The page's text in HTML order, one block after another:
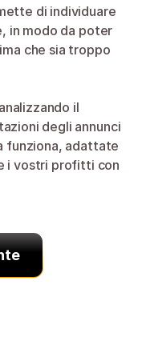
di individuare
in modo da poter
che sia troppo
il
degli annunci
funziona, adattate
i vostri profitti con